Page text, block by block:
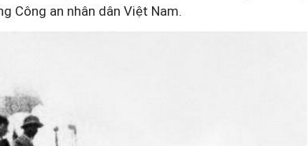
Công an nhân dân Việt Nam.